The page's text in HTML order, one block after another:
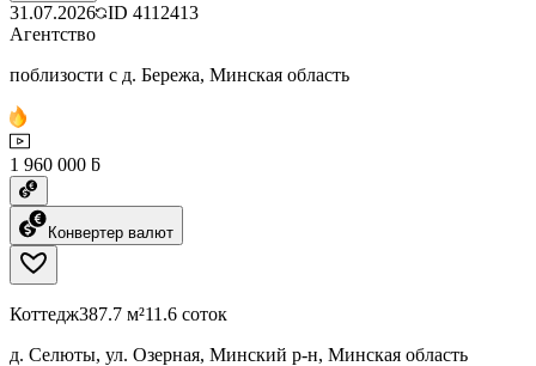
31.07.2026 ID 4112413
Агентство
поблизости с д. Бережа, Минская область
1 960 000 ƃ
Конвертер валют
Коттедж387.7 м²11.6 соток
д. Селюты, ул. Озерная, Минский р-н, Минская область